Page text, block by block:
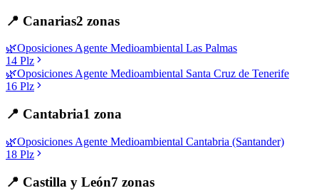
📍 Canarias2 zonas
🌿OposicionesAgente Medioambiental Las Palmas
14 Plz
🌿OposicionesAgente Medioambiental Santa Cruz de Tenerife
16 Plz
📍 Cantabria1 zona
🌿Oposiciones Agente Medioambiental Cantabria (Santander)
18 Plz
📍 Castilla y León7 zonas